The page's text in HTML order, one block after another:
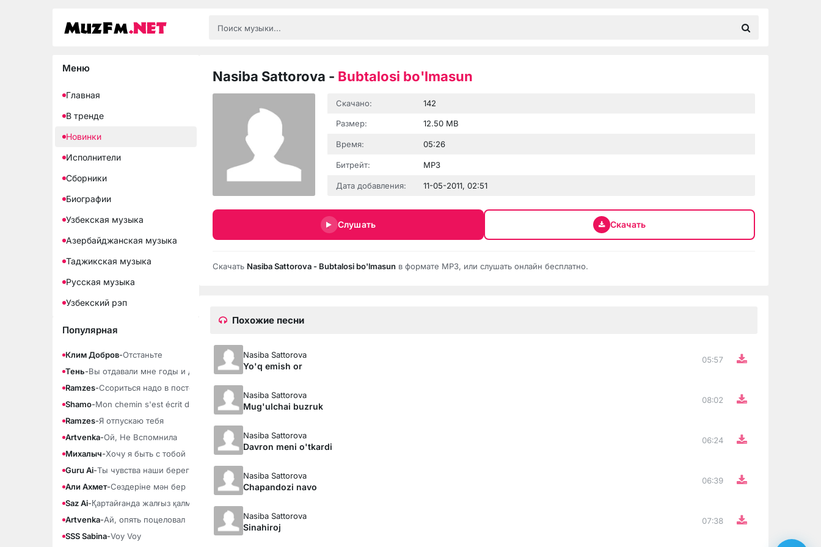
Меню
Главная
В тренде
Новинки
Исполнители
Сборники
Биографии
Узбекская музыка
Азербайджанская музыка
Таджикская музыка
Русская музыка
Узбекский рэп
Популярная
Клим Добров-Отстаньте
Тень-Вы отдавали мне годы и душу
Ramzes-Ссориться надо в постели
Shamo-Mon chemin s'est écrit dans la fumée
Ramzes-Я отпускаю тебя
Artvenka-Ой, Не Вспомнила
Михалыч-Хочу я быть с тобой
Guru Ai-Ты чувства наши береги
Али Ахмет-Сөздеріне мән бер
Saz Ai-Қартайғанда жалғыз қалма
Artvenka-Ай, опять поцеловал
SSS Sabina-Voy Voy
Nasiba Sattorova - Bubtalosi bo'lmasun
Скачано: 142
Размер: 12.50 MB
Время: 05:26
Битрейт: MP3
Дата добавления: 11-05-2011, 02:51
Слушать Скачать
Скачать Nasiba Sattorova - Bubtalosi bo'lmasun в формате MP3, или слушать онлайн бесплатно.
Похожие песни
Nasiba Sattorova
Yo'q emish or
05:57
Nasiba Sattorova
Mug'ulchai buzruk
08:02
Nasiba Sattorova
Davron meni o'tkardi
06:24
Nasiba Sattorova
Chapandozi navo
06:39
Nasiba Sattorova
Sinahiroj
07:38